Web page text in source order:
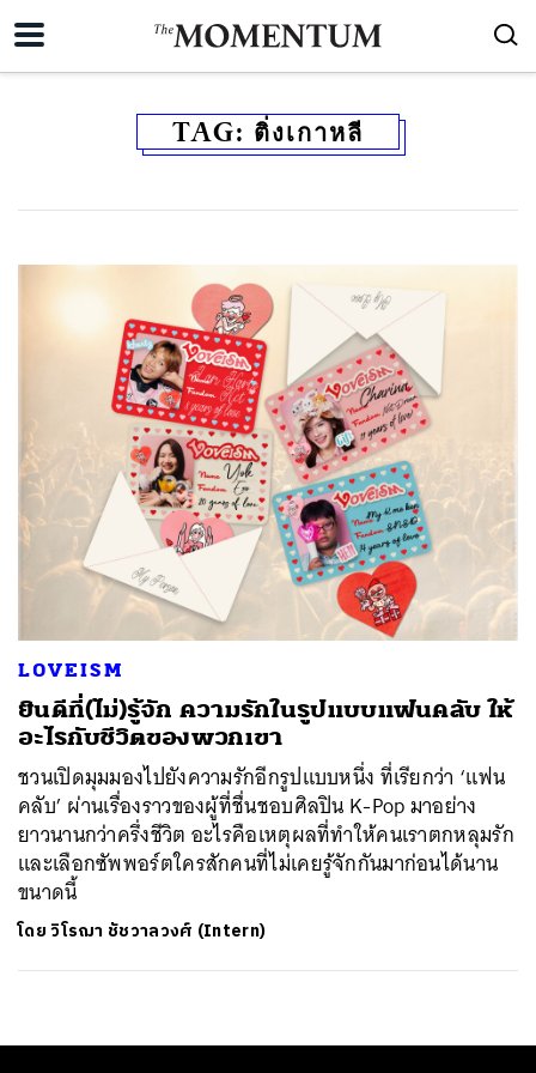
TAG: ติ่งเกาหลี
LOVEISM
ยินดีที่(ไม่)รู้จัก ความรักในรูปแบบแฟนคลับ ให้
อะไรกับชีวิตของพวกเขา
ชวนเปิดมุมมองไปยังความรักอีกรูปแบบหนึ่ง ที่เรียกว่า ‘แฟน
คลับ’ ผ่านเรื่องราวของผู้ที่ชื่นชอบศิลปิน K-Pop มาอย่าง
ยาวนานกว่าครึ่งชีวิต อะไรคือเหตุผลที่ทำให้คนเราตกหลุมรัก
และเลือกซัพพอร์ตใครสักคนที่ไม่เคยรู้จักกันมาก่อนได้นาน
ขนาดนี้
โดยวิโรฌา ชัชวาลวงศ์ (Intern)
SHARE TWEET LINE EMAIL